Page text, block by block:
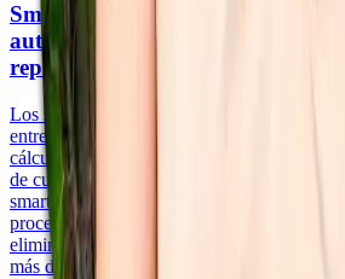
Smart contracts para gestores de
automatizar distribuciones,
reportería
Los smart contracts eliminan los procesos
entre 60% y 70% de los presupuestos de
cálculos de cascada, procesamiento de
de cumplimiento y reportería para
smart contracts bien estructurado puede
procesamiento de distribuciones de 5 días a
eliminando a la vez los errores de cálculo
más de $100,000 en remediación.